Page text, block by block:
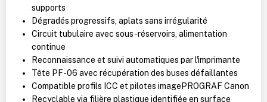
supports
Dégradés progressifs, aplats sans irrégularité
Circuit tubulaire avec sous-réservoirs, alimentation
continue
Reconnaissance et suivi automatiques par l'imprimante
Tête PF-06 avec récupération des buses défaillantes
Compatible profils ICC et pilotes imagePROGRAF Canon
Recyclable via filière plastique identifiée en surface